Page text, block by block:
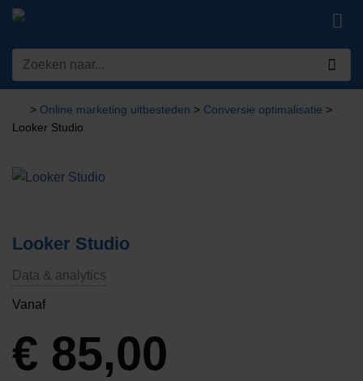
Ga
inhoud
Zoeken
> Online marketing uitbesteden > Conversie optimalisatie >
Looker Studio
Looker Studio
Data & analytics
Vanaf
€ 85,00